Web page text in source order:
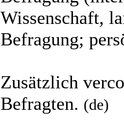
Wissenschaft,
Befragung;
Zusätzlich
Befragten. (de)